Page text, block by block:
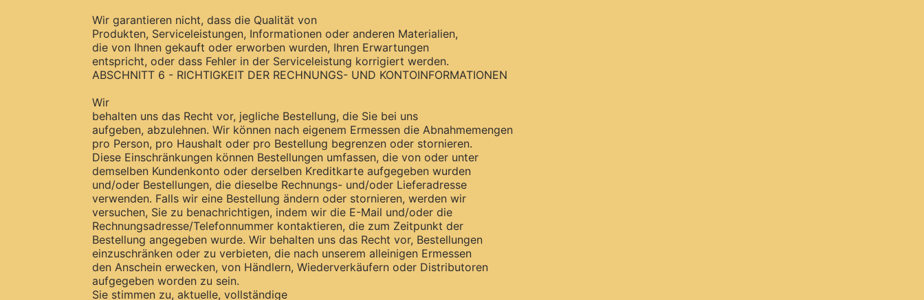
Wir garantieren nicht, dass die Qualität von
Produkten, Serviceleistungen, Informationen oder anderen Materialien,
die von Ihnen gekauft oder erworben wurden, Ihren Erwartungen
entspricht, oder dass Fehler in der Serviceleistung korrigiert werden.
ABSCHNITT 6 - RICHTIGKEIT DER RECHNUNGS- UND KONTOINFORMATIONEN
Wir
behalten uns das Recht vor, jegliche Bestellung, die Sie bei uns
aufgeben, abzulehnen. Wir können nach eigenem Ermessen die Abnahmemengen
pro Person, pro Haushalt oder pro Bestellung begrenzen oder stornieren.
Diese Einschränkungen können Bestellungen umfassen, die von oder unter
demselben Kundenkonto oder derselben Kreditkarte aufgegeben wurden
und/oder Bestellungen, die dieselbe Rechnungs- und/oder Lieferadresse
verwenden. Falls wir eine Bestellung ändern oder stornieren, werden wir
versuchen, Sie zu benachrichtigen, indem wir die E-Mail und/oder die
Rechnungsadresse/Telefonnummer kontaktieren, die zum Zeitpunkt der
Bestellung angegeben wurde. Wir behalten uns das Recht vor, Bestellungen
einzuschränken oder zu verbieten, die nach unserem alleinigen Ermessen
den Anschein erwecken, von Händlern, Wiederverkäufern oder Distributoren
aufgegeben worden zu sein.
Sie stimmen zu, aktuelle, vollständige